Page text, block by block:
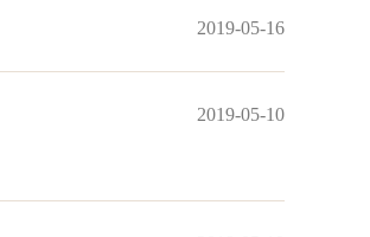
2019-05-16
2019-05-10